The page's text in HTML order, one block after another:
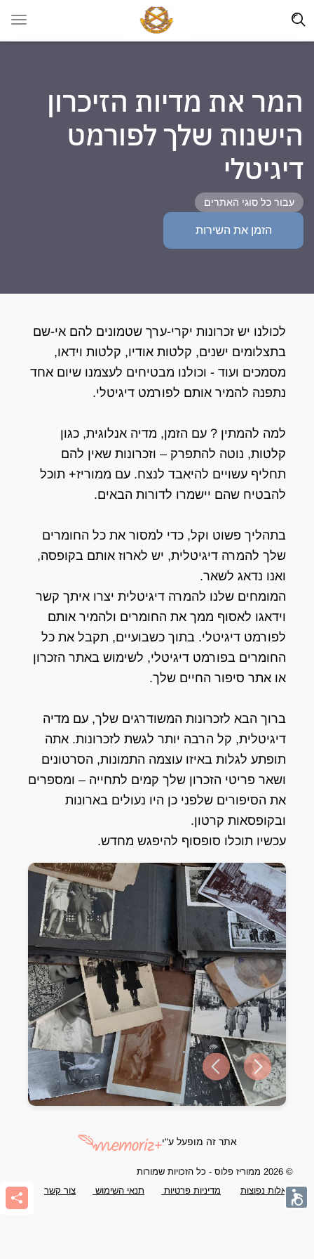
המר את מדיות הזיכרון
הישנות שלך לפורמט
דיגיטלי
עבור כל סוגי האתרים
הזמן את השירות
לכולנו יש זכרונות יקרי-ערך שטמונים להם אי-שם
בתצלומים ישנים, קלטות אודיו, קלטות וידאו,
מסמכים ועוד - וכולנו מבטיחים לעצמנו שיום אחד
נתפנה להמיר אותם לפורמט דיגיטלי.
למה להמתין ? עם הזמן, מדיה אנלוגית, כגון
קלטות, נוטה להתפרק – וזכרונות שאין להם
תחליף עשויים להיאבד לנצח. עם ממוריז+ תוכל
להבטיח שהם יישמרו לדורות הבאים.
בתהליך פשוט וקל, כדי למסור את כל החומרים
שלך להמרה דיגיטלית, יש לארוז אותם בקופסה,
ואנו נדאג לשאר.
המומחים שלנו להמרה דיגיטלית יצרו איתך קשר
וידאגו לאסוף ממך את החומרים ולהמיר אותם
לפורמט דיגיטלי. בתוך כשבועיים, תקבל את כל
החומרים בפורמט דיגיטלי, לשימוש באתר הזכרון
או אתר סיפור החיים שלך.
ברוך הבא לזכרונות המשודרגים שלך, עם מדיה
דיגיטלית, קל הרבה יותר לגשת לזכרונות. אתה
תופתע לגלות באיזו עוצמה התמונות, הסרטונים
ושאר פריטי הזכרון שלך קמים לתחייה – ומספרים
את הסיפורים שלפני כן היו נעולים בארונות
ובקופסאות קרטון.
עכשיו תוכלו סופסוף להיפגש מחדש.
Previous slideNext slide
אתר זה מופעל ע"י
© 2026 ממוריז פלוס - כל הזכויות שמורות
שאלות נפוצות
מדיניות פרטיות תנאי השימוש צור קשר